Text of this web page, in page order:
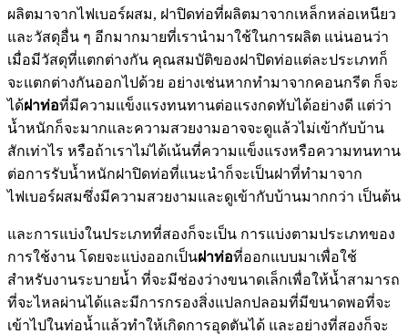
ผลิตมาจากไฟเบอร์ผสม, ฝาปิดท่อที่ผลิตมาจากเหล็กหล่อเหนียว
และวัสดุอื่น ๆ อีกมากมายที่เรานำมาใช้ในการผลิต แน่นอนว่า
เมื่อมีวัสดุที่แตกต่างกัน คุณสมบัติของฝาปิดท่อแต่ละประเภทก็
จะแตกต่างกันออกไปด้วย อย่างเช่นหากทำมาจากคอนกรีต ก็จะ
ได้ฝาท่อที่มีความแข็งแรงทนทานต่อแรงกดทับได้อย่างดี แต่ว่า
น้ำหนักก็จะมากและความสวยงามอาจจะดูแล้วไม่เข้ากับบ้าน
สักเท่าไร หรือถ้าเราไม่ได้เน้นที่ความแข็งแรงหรือความทนทาน
ต่อการรับน้ำหนักฝาปิดท่อที่แนะนำก็จะเป็นฝาที่ทำมาจาก
ไฟเบอร์ผสมซึ่งมีความสวยงามและดูเข้ากับบ้านมากกว่า เป็นต้น
และการแบ่งในประเภทที่สองก็จะเป็น การแบ่งตามประเภทของ
การใช้งาน โดยจะแบ่งออกเป็นฝาท่อที่ออกแบบมาเพื่อใช้
สำหรับงานระบายน้ำ ที่จะมีช่องว่างขนาดเล็กเพื่อให้น้ำสามารถ
ที่จะไหลผ่านได้และมีการกรองสิ่งแปลกปลอมที่มีขนาดพอที่จะ
เข้าไปในท่อน้ำแล้วทำให้เกิดการอุดตันได้ และอย่างที่สองก็จะ